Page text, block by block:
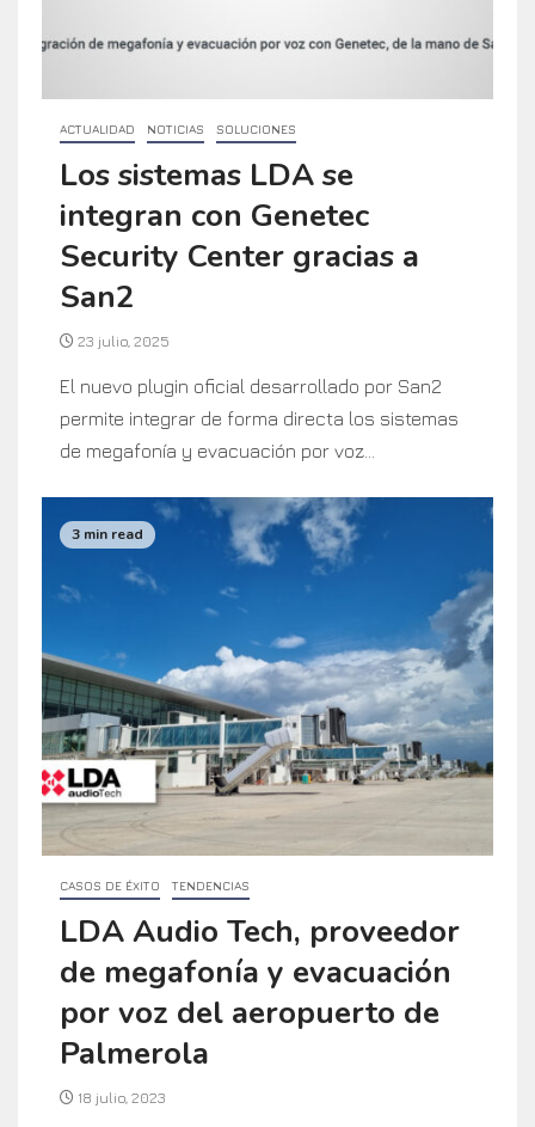
ACTUALIDAD NOTICIAS SOLUCIONES
Los sistemas LDA se
integran con Genetec
Security Center gracias a
San2
23 julio, 2025
El nuevo plugin oficial desarrollado por San2
permite integrar de forma directa los sistemas
de megafonía y evacuación por voz...
3 min read
CASOS DE ÉXITO TENDENCIAS
LDA Audio Tech, proveedor
de megafonía y evacuación
por voz del aeropuerto de
Palmerola
18 julio, 2023